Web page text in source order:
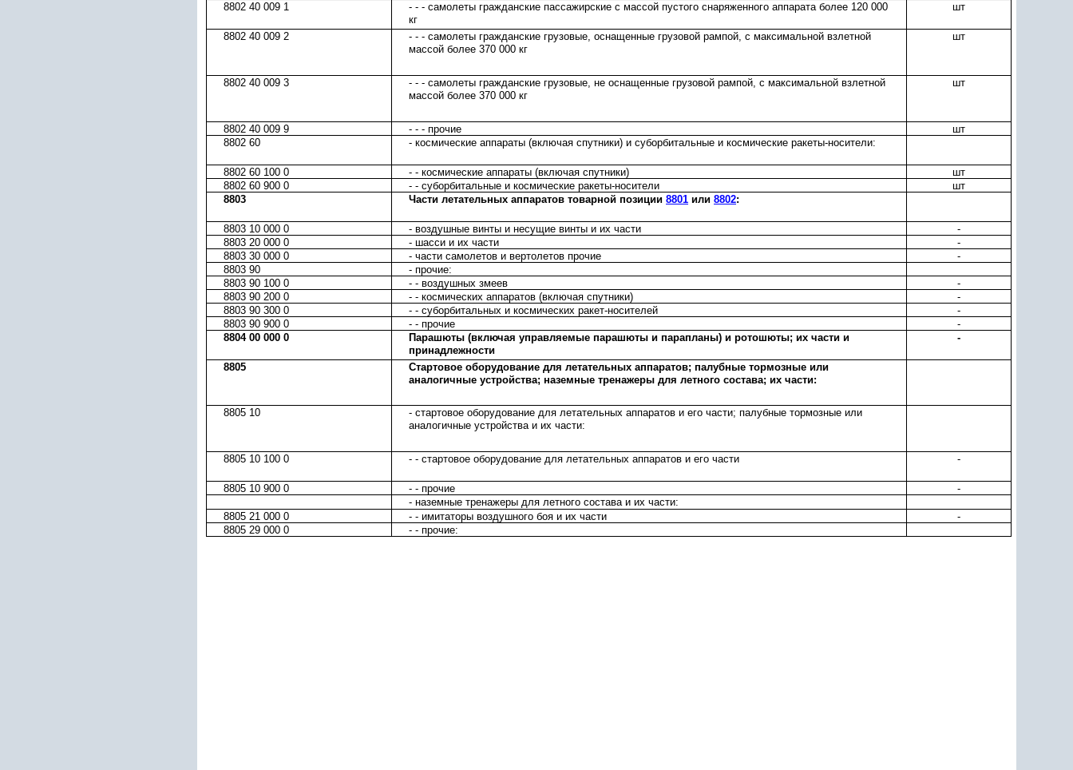
8802 40 009 1
- - - самолеты гражданские пассажирские с массой пустого снаряженного аппарата более 120 000
кг
шт
8802 40 009 2
- - - самолеты гражданские грузовые, оснащенные грузовой рампой, с максимальной взлетной
массой более 370 000 кг
шт
8802 40 009 3
- - - самолеты гражданские грузовые, не оснащенные грузовой рампой, с максимальной взлетной
массой более 370 000 кг
шт
8802 40 009 9 - - - прочие
шт
8802 60
- космические аппараты (включая спутники) и суборбитальные и космические ракеты-носители:
8802 60 100 0 - - космические аппараты (включая спутники)
шт
8802 60 900 0
- - суборбитальные и космические ракеты-носители
шт
8803
Части летательных аппаратов товарной позиции 8801 или 8802:
8803 10 000 0 - воздушные винты и несущие винты и их части
-
8803 20 000 0
- шасси и их части
-
8803 30 000 0
- части самолетов и вертолетов прочие
-
8803 90
- прочие:
8803 90 100 0
- - воздушных змеев
-
8803 90 200 0
- - космических аппаратов (включая спутники)
-
8803 90 300 0
- - суборбитальных и космических ракет-носителей
-
8803 90 900 0
- - прочие
-
8804 00 000 0
Парашюты (включая управляемые парашюты и парапланы) и ротошюты; их части и
принадлежности
-
8805
Стартовое оборудование для летательных аппаратов; палубные тормозные или
аналогичные устройства; наземные тренажеры для летного состава; их части:
8805 10
- стартовое оборудование для летательных аппаратов и его части; палубные тормозные или
аналогичные устройства и их части:
8805 10 100 0 - - стартовое оборудование для летательных аппаратов и его части -
8805 10 900 0 - - прочие
-
- наземные тренажеры для летного состава и их части:
8805 21 000 0
- - имитаторы воздушного боя и их части
-
8805 29 000 0
- - прочие: